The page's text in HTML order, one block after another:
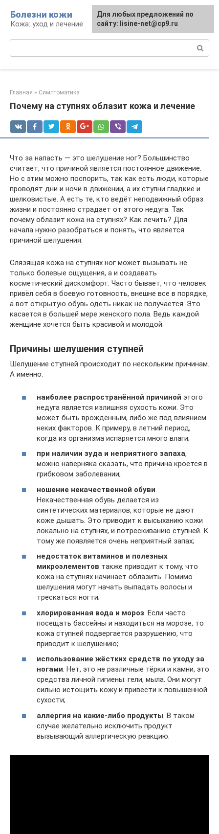
контенту
Болезни кожи
Кожа: уход и лечение
Главная » Симптоматика
Почему на ступнях облазит кожа и лечение
Что за напасть — это шелушение ног? Большинство
считает, что причиной является постоянное движение.
Но с этим можно поспорить, так как есть люди, которые
проводят дни и ночи в движении, а их ступни гладкие и
шелковистые. А есть те, кто ведёт неподвижный образ
жизни и постоянно страдает от этого недуга. Так
почему облазит кожа на ступнях? Как лечить? Для
начала нужно разобраться и понять, что является
причиной шелушения.
Слязящая кожа на ступнях ног может вызывать не
только болевые ощущения, а и создавать
косметический дискомфорт. Часто бывает, что человек
привёл себя в боевую готовность, внешне все в порядке,
а вот открытую обувь одеть никак не получается. Это
касается в большей мере женского пола. Ведь каждой
женщине хочется быть красивой и молодой.
Причины шелушения ступней
Шелушение ступней происходит по нескольким причинам.
А именно:
наиболее распространённой причиной этого
недуга является излишняя сухость кожи. Это
может быть врождённым, либо же под влиянием
неких факторов. К примеру, в летний период,
когда из организма испаряется много влаги;
при наличии зуда и неприятного запаха,
можно наверняка сказать, что причина кроется в
грибковом заболевании;
ношение некачественной обуви
Некачественная обувь делается из
синтетических материалов, которые не дают
коже дышать. Это приводит к высыханию кожи
локально на ступнях, и потрескиванию ступней. К
тому же появляется очень неприятный запах;
недостаток витаминов и полезных
микроэлементов также приводит к тому, что
кожа на ступнях начинает облазить. Помимо
шелушения могут начать выпадать волосы и
трескаться ногти;
хлорированная вода и мороз . Если часто
посещать бассейны и находиться на морозе, то
кожа ступней подвергается разрушению, что
приводит к шелушению;
использование жёстких средств по уходу за
ногами. Нет, это не различные тёрки и камни, это
средства личной гигиены: гели, мыла. Они могут
сильно истощить кожу и привести к повышенной
сухости;
аллергия на какие-либо продукты . В таком
случае желательно исключить продукт
вызывающий аллергическую реакцию.
Для любых предложений по
сайту: lisine-net@cp9.ru